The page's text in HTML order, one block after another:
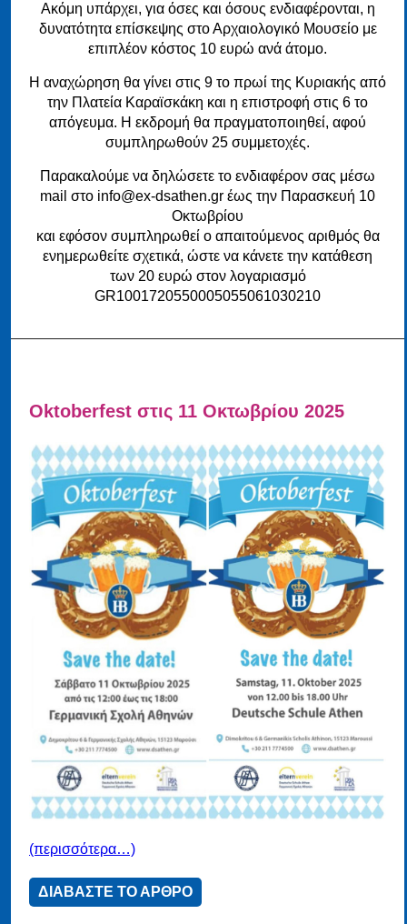
Ακόμη υπάρχει, για όσες και όσους ενδιαφέρονται, η
δυνατότητα επίσκεψης στο Αρχαιολογικό Μουσείο με
επιπλέον κόστος 10 ευρώ ανά άτομο.
Η αναχώρηση θα γίνει στις 9 το πρωί της Κυριακής από
την Πλατεία Καραϊσκάκη και η επιστροφή στις 6 το
απόγευμα. Η εκδρομή θα πραγματοποιηθεί, αφού
συμπληρωθούν 25 συμμετοχές.
Παρακαλούμε να δηλώσετε το ενδιαφέρον σας μέσω
mail στο info@ex-dsathen.gr έως την Παρασκευή 10
Οκτωβρίου
και εφόσον συμπληρωθεί ο απαιτούμενος αριθμός θα
ενημερωθείτε σχετικά, ώστε να κάνετε την κατάθεση
των 20 ευρώ στον λογαριασμό
GR1001720550005055061030210
Oktoberfest στις 11 Οκτωβρίου 2025
(περισσότερα…)
ΔΙΑΒΑΣΤΕ ΤΟ ΑΡΘΡΟ